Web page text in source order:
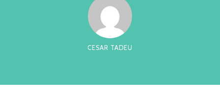
CESAR TADEU